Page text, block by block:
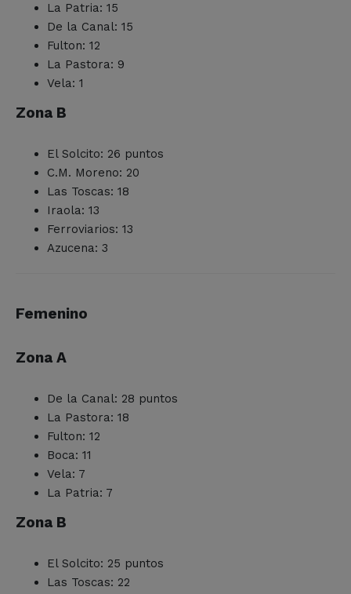
La Patria: 15
De la Canal: 15
Fulton: 12
La Pastora: 9
Vela: 1
Zona B
El Solcito: 26 puntos
C.M. Moreno: 20
Las Toscas: 18
Iraola: 13
Ferroviarios: 13
Azucena: 3
Femenino
Zona A
De la Canal: 28 puntos
La Pastora: 18
Fulton: 12
Boca: 11
Vela: 7
La Patria: 7
Zona B
El Solcito: 25 puntos
Las Toscas: 22